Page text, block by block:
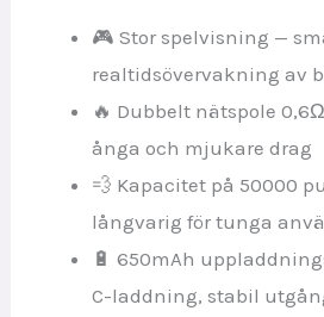
🎮 Stor spelvisning —
realtidsövervakning av
🔥 Dubbelt nätspole
ånga och mjukare drag
💨 Kapacitet på 50000
långvarig för tunga
🔋 650mAh
C-laddning, stabil